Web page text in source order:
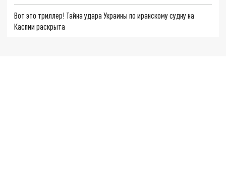
Вот это триллер! Тайна удара Украины по иранскому судну на
Каспии раскрыта